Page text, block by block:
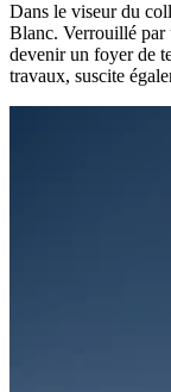
Dans le viseur du
Blanc. Verrouillé
devenir un foyer de
travaux, suscite